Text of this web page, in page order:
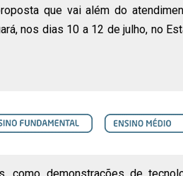
que vai além do
nos dias 10 a 12 de julho, no